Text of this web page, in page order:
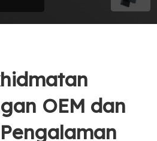
OEM dan